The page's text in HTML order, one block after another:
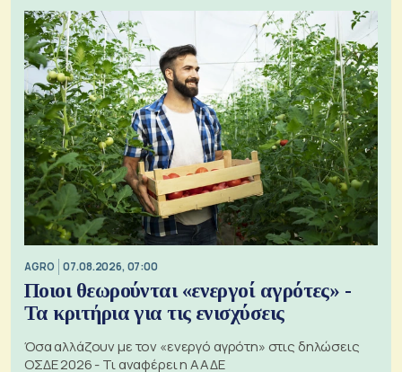
AGRO 07.08.2026, 07:00
Ποιοι θεωρούνται «ενεργοί αγρότες» -
Τα κριτήρια για τις ενισχύσεις
Όσα αλλάζουν με τον «ενεργό αγρότη» στις δηλώσεις
ΟΣΔΕ 2026 - Τι αναφέρει η ΑΑΔΕ